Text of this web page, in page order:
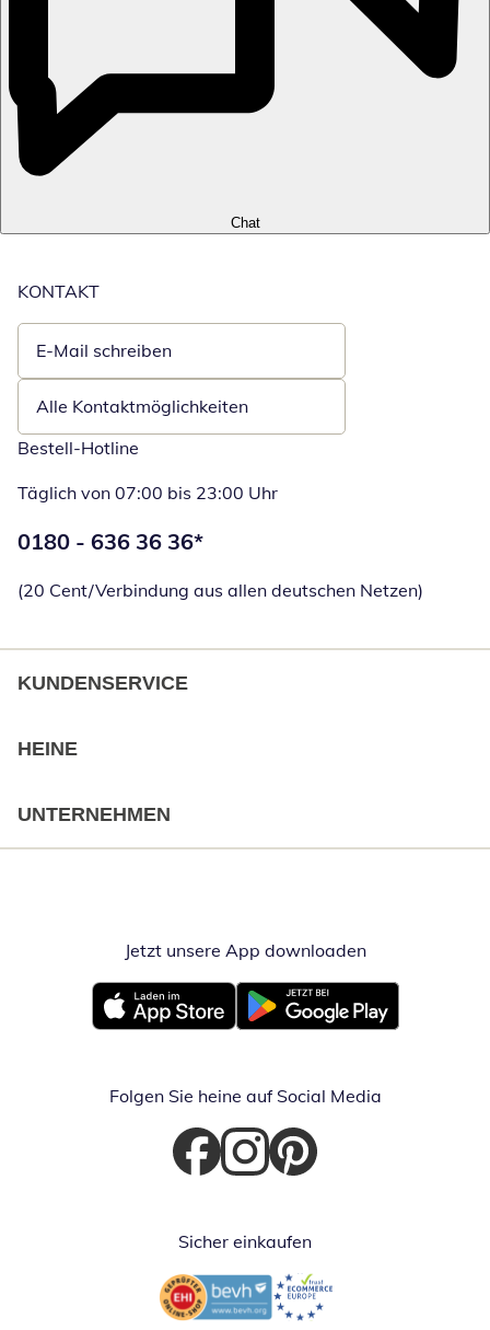
Chat
KONTAKT
E-Mail schreiben
Öffnet E-Mail-Client
Alle Kontaktmöglichkeiten
Bestell-Hotline
Täglich von 07:00 bis 23:00 Uhr
Telefonnummer:
0180 - 636 36 36*
(20 Cent/Verbindung aus allen deutschen Netzen)
KUNDENSERVICE
HEINE
UNTERNEHMEN
Jetzt unsere App downloadenÖffnet in
Öffnet in neuem FensterÖffnet in neuem Fenster
Folgen Sie heine auf Social Media
Öffnet in neuem Fenster
Öffnet in neuem Fenster
Öffnet in neuem Fenster
Sicher einkaufen
Öffnet in neuem FensterÖffnet in neuem Fenster